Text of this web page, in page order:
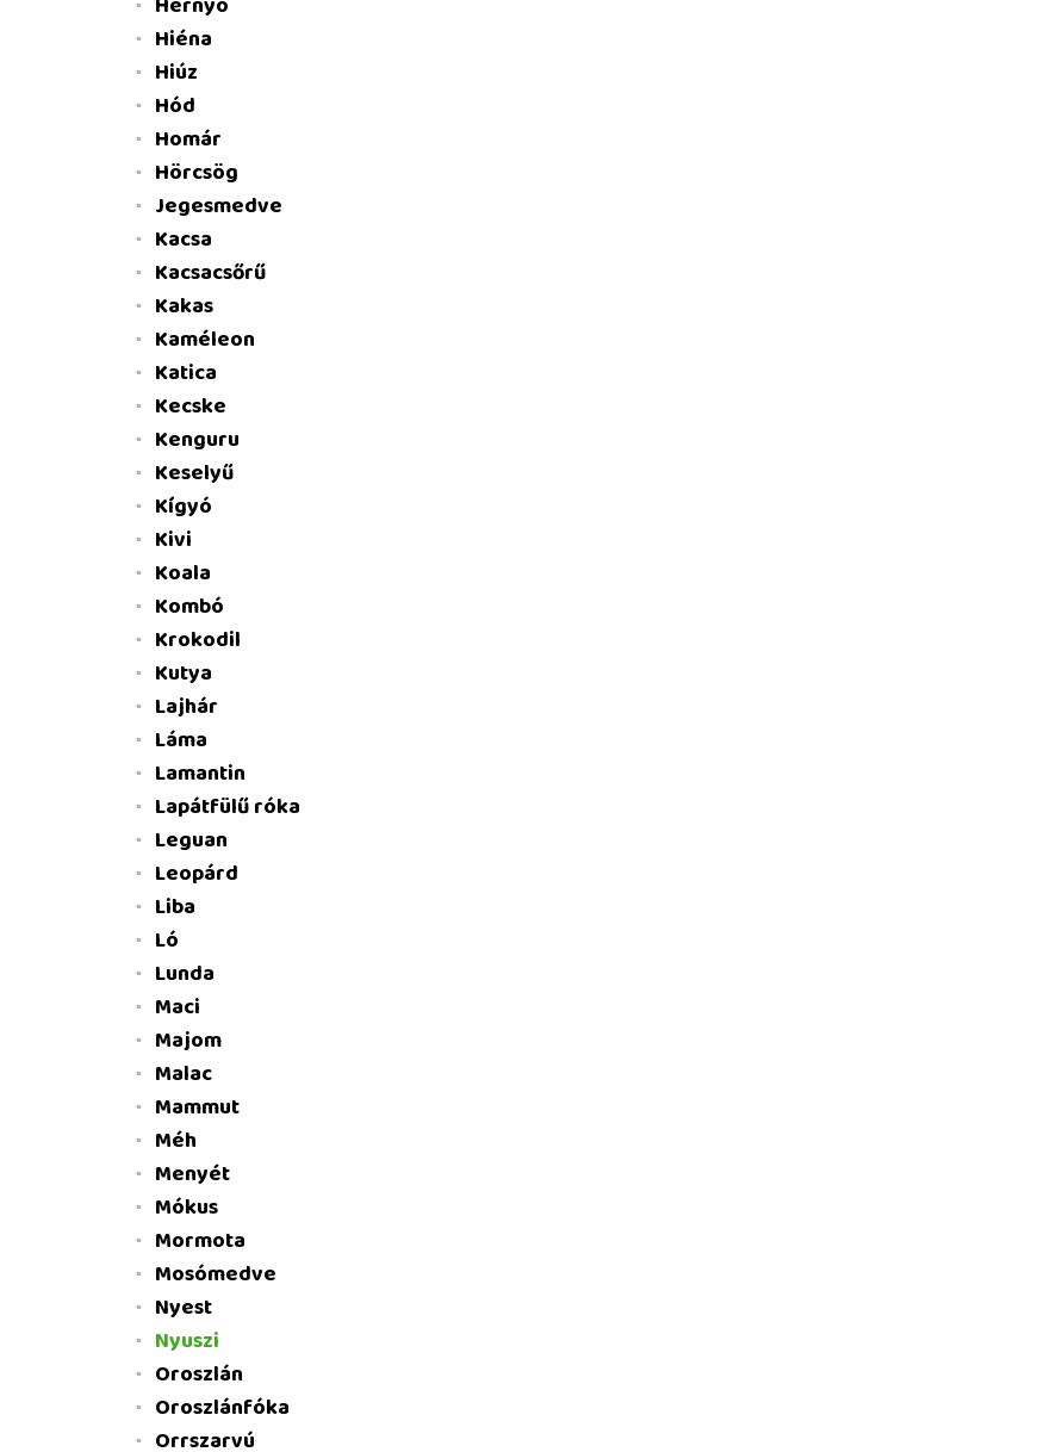
Hiéna
Hiúz
Hód
Homár
Hörcsög
Jegesmedve
Kacsa
Kacsacsőrű
Kakas
Kaméleon
Katica
Kecske
Kenguru
Keselyű
Kígyó
Kivi
Koala
Kombó
Krokodil
Kutya
Lajhár
Láma
Lamantin
Lapátfülű róka
Leguan
Leopárd
Liba
Ló
Lunda
Maci
Majom
Malac
Mammut
Méh
Menyét
Mókus
Mormota
Mosómedve
Nyest
Nyuszi
Oroszlán
Oroszlánfóka
Orrszarvú